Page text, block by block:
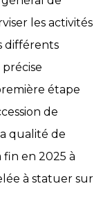
les activités
différents
précise
étape
de
qualité de
en 2025 à
à statuer sur